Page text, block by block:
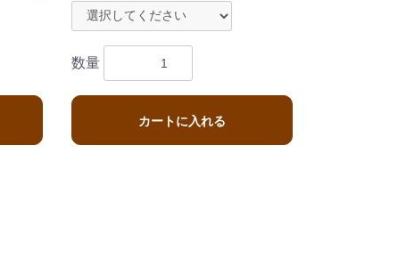
数量
カートに入れる